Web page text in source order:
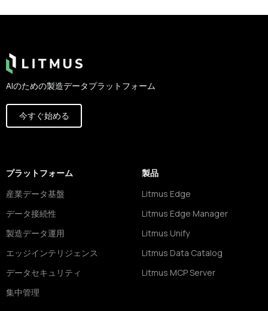
AIのための製造データプラットフォーム
今すぐ始める
プラットフォーム
産業データ基盤
データ接続性
製造データ運用
エッジインテリジェンス
データセキュリティ
集中管理
製品
Litmus Edge
Litmus Edge Manager
Litmus Unify
Litmus Data Catalog
Litmus MCP Server